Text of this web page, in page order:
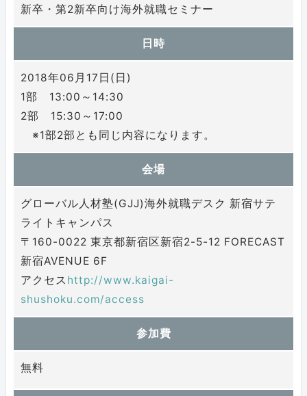
新卒・第2新卒向け海外就職セミナー
日時
2018年06月17日(日)
1部 13:00～14:30
2部 15:30～17:00
※1部2部とも同じ内容になります。
会場
グローバル人材塾(GJJ)海外就職デスク 新宿サテ
ライトキャンパス
〒160-0022 東京都新宿区新宿2-5-12 FORECAST
新宿AVENUE 6F
アクセス http://www.kaigai-
shushoku.com/access
参加費
無料